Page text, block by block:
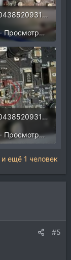
photo_5204385209313334102_y.jpg
226,6 KB · Просмотры: 98
photo_5204385209313334099_y.jpg
226,5 KB · Просмотры: 96
и ещё 1 человек
#5